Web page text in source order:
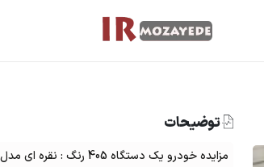
توضیحات
مزایده خودرو یک دستگاه 405 رنگ : نقره ای مدل : 88